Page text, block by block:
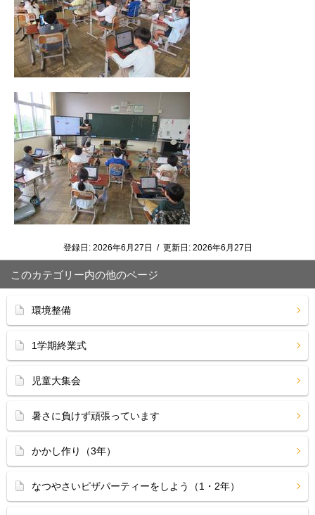
登録日: 2026年6月27日 / 更新日: 2026年6月27日
このカテゴリー内の他のページ
環境整備
1学期終業式
児童大集会
暑さに負けず頑張っています
かかし作り（3年）
なつやさいピザパーティーをしよう（1・2年）